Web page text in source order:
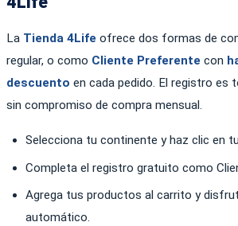
La Tienda 4Life ofrece dos formas de
regular, o como Cliente Preferente con
descuento en cada pedido. El registro es
sin compromiso de compra mensual.
Selecciona tu continente y haz clic en
Completa el registro gratuito como
Agrega tus productos al carrito y
automático.